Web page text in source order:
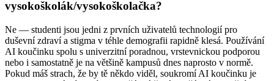
vysokoškolák/vysokoškolačka?
Ne — studenti jsou jedni z prvních uživatelů technologií pro
duševní zdraví a stigma v téhle demografii rapidně klesá. Používání
AI koučinku spolu s univerzitní poradnou, vrstevnickou podporou
nebo i samostatně je na většině kampusů dnes naprosto v normě.
Pokud máš strach, že by tě někdo viděl, soukromí AI koučinku je